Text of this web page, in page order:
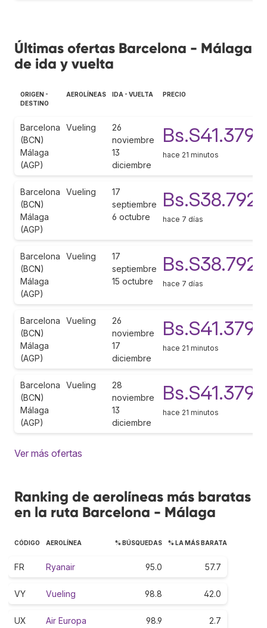
Últimas ofertas Barcelona - Málaga
de ida y vuelta
ORIGEN -
DESTINO
AEROLÍNEAS IDA - VUELTA PRECIO
Barcelona
(BCN)
Málaga
(AGP)
Vueling
26
noviembre
13
diciembre
Bs.S41.379
hace 21 minutos
Barcelona
(BCN)
Málaga
(AGP)
Vueling
17
septiembre
6 octubre
Bs.S38.792
hace 7 días
Barcelona
(BCN)
Málaga
(AGP)
Vueling
17
septiembre
15 octubre
Bs.S38.792
hace 7 días
Barcelona
(BCN)
Málaga
(AGP)
Vueling
26
noviembre
17
diciembre
Bs.S41.379
hace 21 minutos
Barcelona
(BCN)
Málaga
(AGP)
Vueling
28
noviembre
13
diciembre
Bs.S41.379
hace 21 minutos
Ver más ofertas
Ranking de aerolíneas más baratas
en la ruta Barcelona - Málaga
CÓDIGO AEROLÍNEA % BÚSQUEDAS % LA MÁS BARATA
FR Ryanair 95.0 57.7
VY Vueling 98.8 42.0
UX Air Europa 98.9 2.7